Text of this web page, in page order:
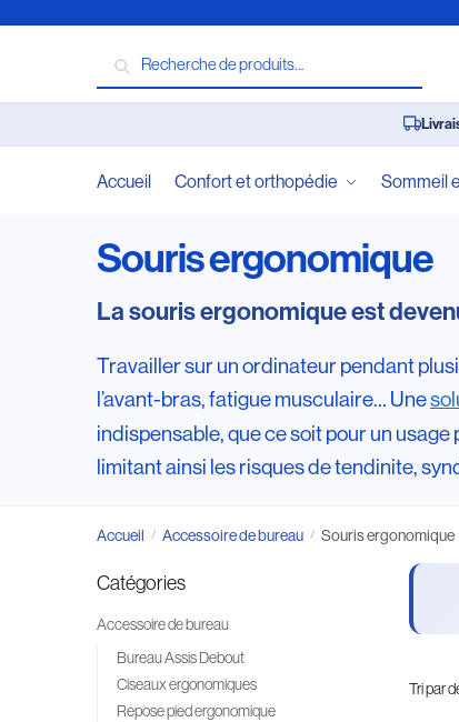
Recherche
Accueil Confort et orthopédie Sommeil
Souris ergonomique
La souris ergonomique est
Travailler sur un ordinateur pendant
l’avant-bras, fatigue musculaire… Une
indispensable, que ce soit pour un
limitant ainsi les risques de tendinite,
Accueil / Accessoire de bureau / Souris ergonomique
Catégories
Accessoire de bureau
Bureau Assis Debout
Ciseaux ergonomiques
Repose pied ergonomique